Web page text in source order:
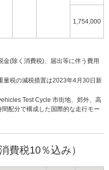
1,754,000
金(除く消費税)、届出等に伴う費用
量税の減税措置は2023年4月30日新
Test Cycle 市街地、郊外、高
配分で構成した国際的な走行モー
費税10％込み）